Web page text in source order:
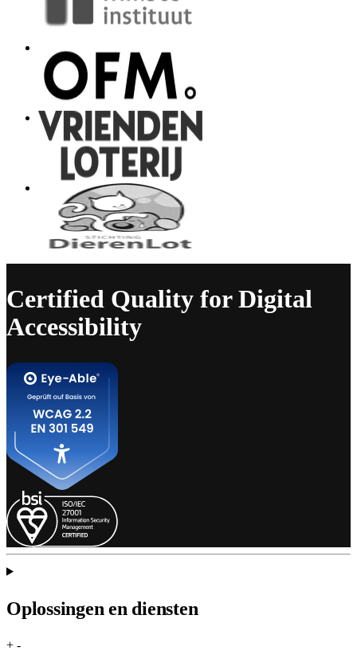
Certified Quality for Digital
Accessibility
Oplossingen en diensten
+ -